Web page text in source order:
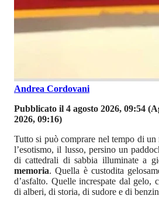
Andrea Cordovani
Pubblicato il 4 agosto 2026, 09:54
2026, 09:16)
Tutto si può comprare nel tempo di
l’esotismo, il lusso, persino un
di cattedrali di sabbia illuminate a
memoria. Quella è custodita
d’asfalto. Quelle increspate dal gelo,
di alberi, di storia, di sudore e di